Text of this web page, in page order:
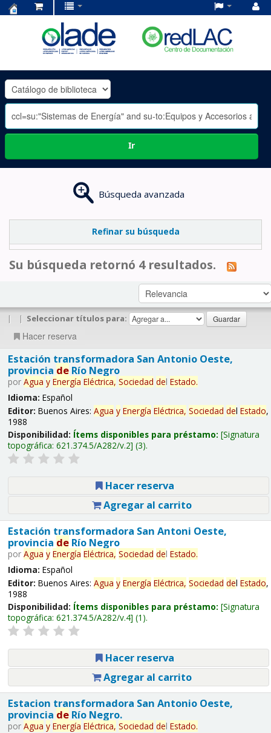
OLADE
-
Ir
Búsqueda avanzada
Refinar su búsqueda
Su búsqueda retornó 4 resultados.
| | Seleccionar títulos para:
Hacer reserva
Estación transformadora San Antonio Oeste,
provincia deRío Negro
por Agua y Energía Eléctrica, Sociedad del Estado.
Idioma: Español
Editor: Buenos Aires: Agua y Energía Eléctrica, Sociedad del Estado,
1988
Disponibilidad: Ítems disponibles para préstamo: Signatura
topográfica: 621.374.5/A282/v.2 (3).
Hacer reserva
Agregar al carrito
Estación transformadora San Antoni Oeste,
provincia deRío Negro
por Agua y Energía Eléctrica, Sociedad del Estado.
Idioma: Español
Editor: Buenos Aires: Agua y Energía Eléctrica, Sociedad del Estado,
1988
Disponibilidad: Ítems disponibles para préstamo: Signatura
topográfica: 621.374.5/A282/v.4 (1).
Hacer reserva
Agregar al carrito
Estacion transformadora San Antonio Oeste,
provincia deRío Negro.
por Agua y Energía Eléctrica, Sociedad del Estado.